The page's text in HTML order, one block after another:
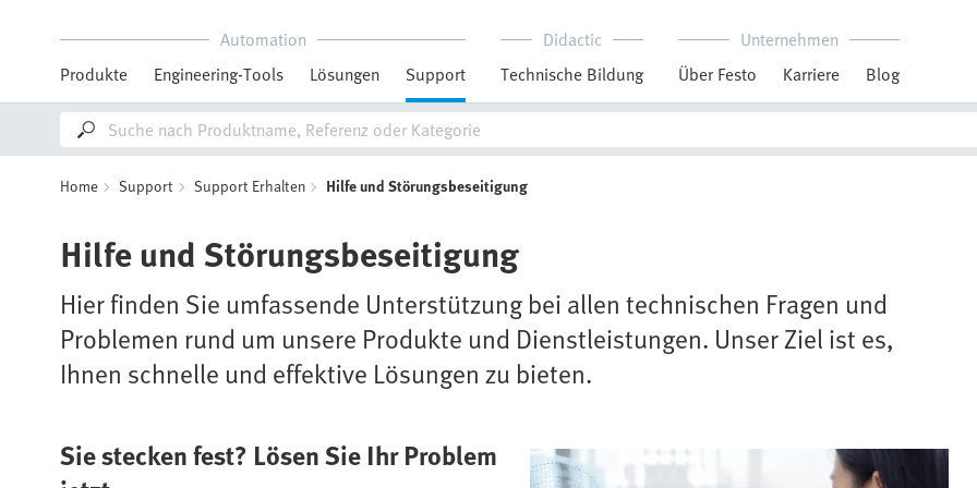
Automation
Produkte
Engineering-Tools Lösungen Support
Didactic
Technische Bildung
Unternehmen
Über Festo
Karriere Blog
Home Support Support Erhalten Hilfe und Störungsbeseitigung
Hilfe und Störungsbeseitigung
Hier finden Sie umfassende Unterstützung bei allen technischen Fragen und
Problemen rund um unsere Produkte und Dienstleistungen. Unser Ziel ist es,
Ihnen schnelle und effektive Lösungen zu bieten.
Sie stecken fest? Lösen Sie Ihr Problem